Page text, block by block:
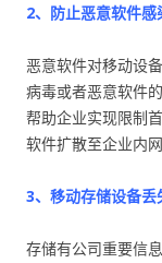
2、防止恶意软件感
恶意软件对移动设
病毒或者恶意软件
帮助企业实现限制
软件扩散至企业内网
3、移动存储设备
存储有公司重要信